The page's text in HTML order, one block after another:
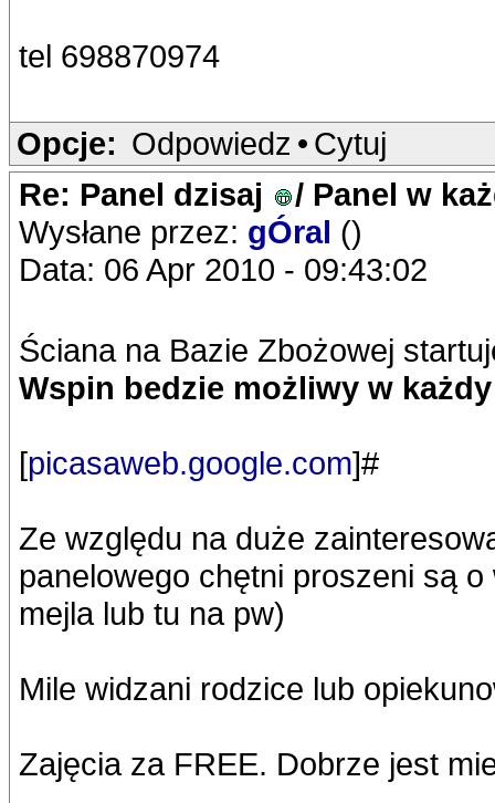
tel 698870974
Opcje: Odpowiedz • Cytuj
Re: Panel dzisaj
/ Panel w
Wysłane przez: gÓral ()
Data: 06 Apr 2010 - 09:43:02
Ściana na Bazie Zbożowej
Wspin bedzie możliwy w
[picasaweb.google.com]#
Ze względu na duże
panelowego chętni proszeni są
mejla lub tu na pw)
Mile widzani rodzice lub
Zajęcia za FREE. Dobrze jest